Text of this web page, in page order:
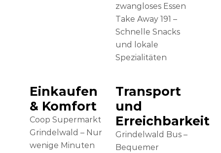
zwangloses Essen
Take Away 191 –
Schnelle Snacks
und lokale
Spezialitäten
Einkaufen
& Komfort
Coop Supermarkt
Grindelwald – Nur
wenige Minuten
Transport
und
Erreichbarkeit
Grindelwald Bus –
Bequemer